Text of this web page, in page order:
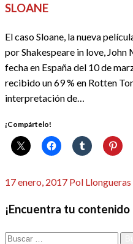
SLOANE
El caso Sloane, la nueva
por Shakespeare in love,
fecha en España del 10 de
recibido un 69 % en Rotten
interpretación de…
¡Compártelo!
Publicado
17 enero, 2017 Pol Llongueras
¡Encuentra tu
Buscar: